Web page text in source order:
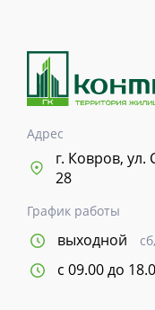
Адрес
г. Ковров, ул.
28
График работы
выходной
с 09.00 до